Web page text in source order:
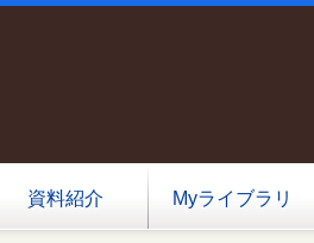
資料紹介 Myライブラリ